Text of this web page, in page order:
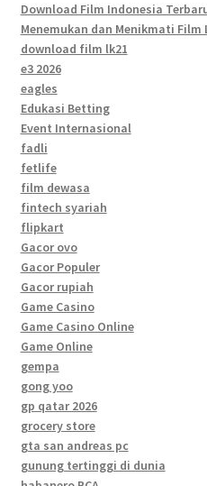
Download Film Indonesia
Menemukan dan Menikmati Film
download film lk21
e3 2026
eagles
Edukasi Betting
Event Internasional
fadli
fetlife
film dewasa
fintech syariah
flipkart
Gacor ovo
Gacor Populer
Gacor rupiah
Game Casino
Game Casino Online
Game Online
gempa
gong yoo
gp qatar 2026
grocery store
gta san andreas pc
gunung tertinggi di dunia